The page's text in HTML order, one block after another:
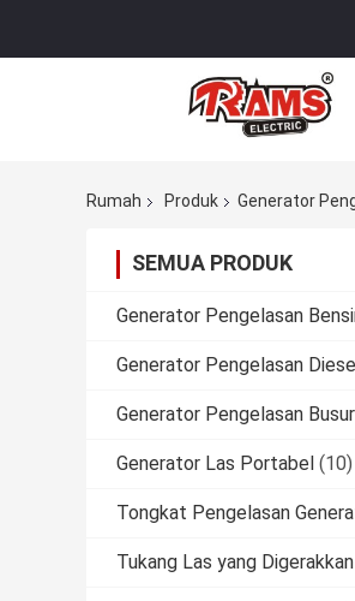
Rumah Produk Generator
SEMUA PRODUK
Generator Pengelasan
Generator Pengelasan Diesel
Generator Pengelasan Busur
Generator Las Portabel (10)
Tongkat Pengelasan
Tukang Las yang